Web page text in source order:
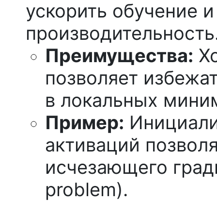
ускорить обучение
Преимущества:
позволяет
в локальных
Пример:
активаций
исчезающего
problem).